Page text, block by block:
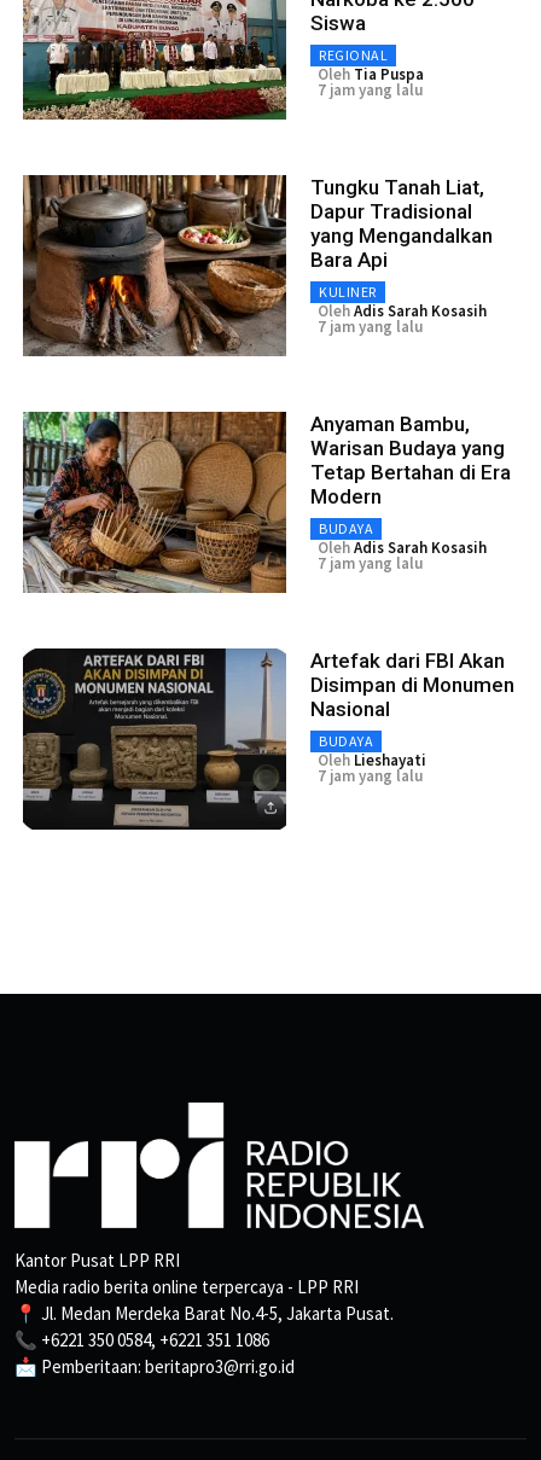
Siswa
REGIONAL
Oleh Tia Puspa
7 jam yang lalu
Tungku Tanah Liat,
Dapur Tradisional
yang Mengandalkan
Bara Api
KULINER
OlehAdis Sarah Kosasih
7 jam yang lalu
Anyaman Bambu,
Warisan Budaya yang
Tetap Bertahan di Era
Modern
BUDAYA
OlehAdis Sarah Kosasih
7 jam yang lalu
Artefak dari FBI Akan
Disimpan di Monumen
Nasional
BUDAYA
Oleh Lieshayati
7 jam yang lalu
Kantor Pusat LPP RRI
Media radio berita online terpercaya - LPP RRI
📍 Jl. Medan Merdeka Barat No.4-5, Jakarta Pusat.
📞 +6221 350 0584, +6221 351 1086
📩 Pemberitaan: beritapro3@rri.go.id